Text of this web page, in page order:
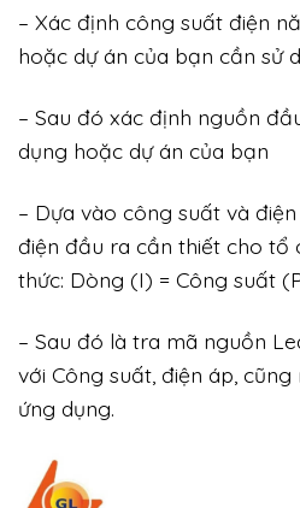
– Xác định công suất điện
hoặc dự án của bạn cần sử
– Sau đó xác định nguồn
dụng hoặc dự án của bạn
– Dựa vào công suất và
điện đầu ra cần thiết cho tổ
thức: Dòng (I) = Công suất
– Sau đó là tra mã nguồn
với Công suất, điện áp,
ứng dụng.